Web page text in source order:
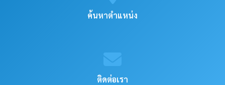
ค้นหาตำแหน่ง
ติดต่อเรา